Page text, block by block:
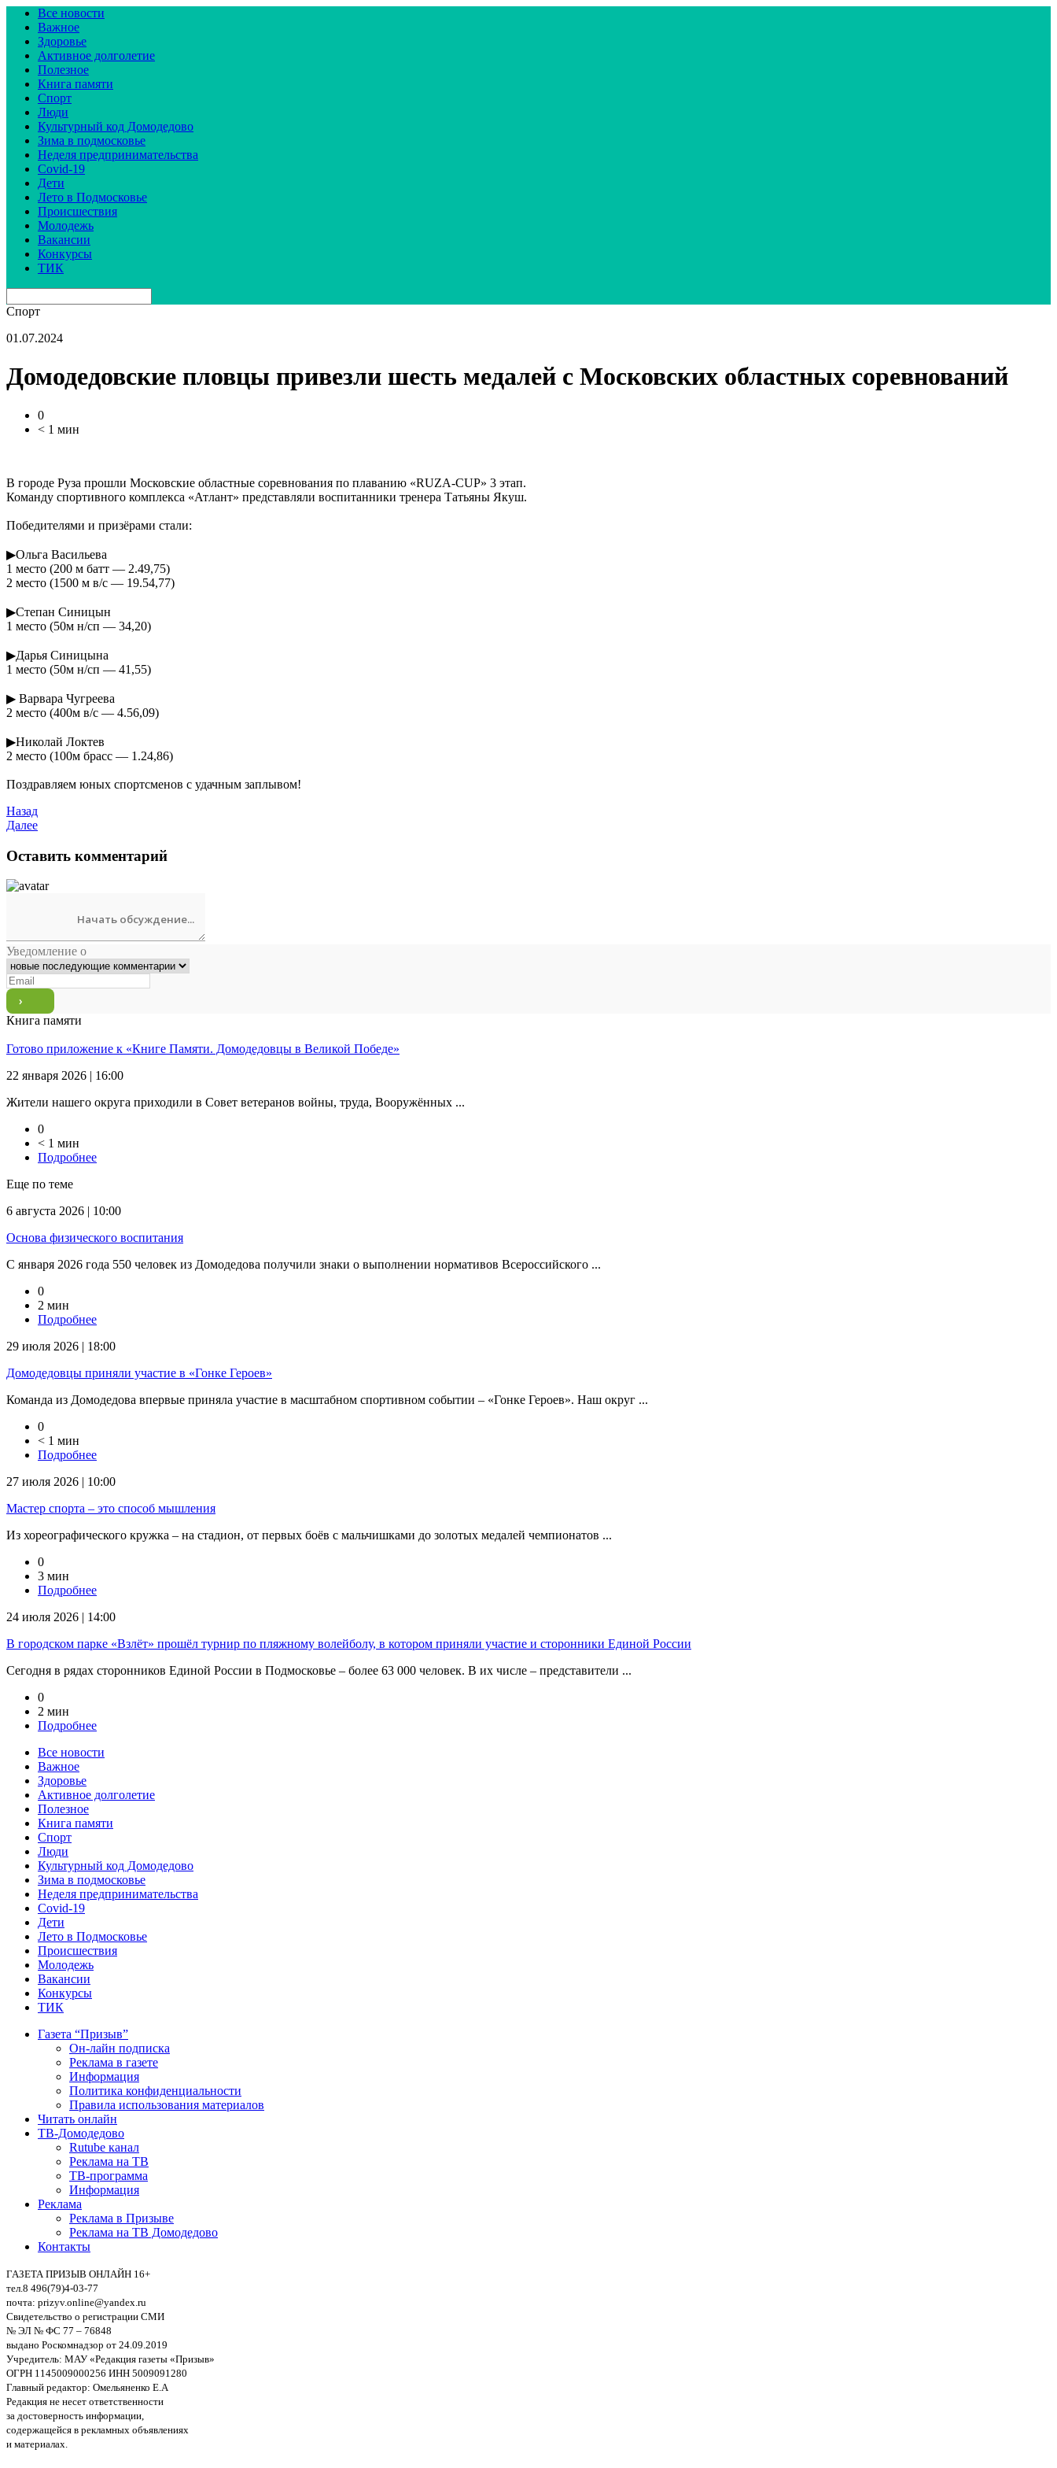
Все новости
Важное
Здоровье
Активное долголетие
Полезное
Книга памяти
Спорт
Люди
Культурный код Домодедово
Зима в подмосковье
Неделя предпринимательства
Covid-19
Дети
Лето в Подмосковье
Происшествия
Молодежь
Вакансии
Конкурсы
ТИК
Спорт
01.07.2024
Домодедовские пловцы привезли шесть медалей с Московских областных соревнований
0
< 1 мин
В городе Руза прошли Московские областные соревнования по плаванию «RUZA-CUP» 3 этап.
Команду спортивного комплекса «Атлант» представляли воспитанники тренера Татьяны Якуш.
Победителями и призёрами стали:
▶Ольга Васильева
1 место (200 м батт — 2.49,75)
2 место (1500 м в/с — 19.54,77)
▶Степан Синицын
1 место (50м н/сп — 34,20)
▶Дарья Синицына
1 место (50м н/сп — 41,55)
▶ Варвара Чугреева
2 место (400м в/с — 4.56,09)
▶Николай Локтев
2 место (100м брасс — 1.24,86)
Поздравляем юных спортсменов с удачным заплывом!
Назад
Далее
Оставить комментарий
Уведомление о
Книга памяти
Готово приложение к «Книге Памяти. Домодедовцы в Великой Победе»
22 января 2026 | 16:00
Жители нашего округа приходили в Совет ветеранов войны, труда, Вооружённых ...
0
< 1 мин
Подробнее
Еще по теме
6 августа 2026 | 10:00
Основа физического воспитания
С января 2026 года 550 человек из Домодедова получили знаки о выполнении нормативов Всероссийского ...
0
2 мин
Подробнее
29 июля 2026 | 18:00
Домодедовцы приняли участие в «Гонке Героев»
Команда из Домодедова впервые приняла участие в масштабном спортивном событии – «Гонке Героев». Наш округ ...
0
< 1 мин
Подробнее
27 июля 2026 | 10:00
Мастер спорта – это способ мышления
Из хореографического кружка – на стадион, от первых боёв с мальчишками до золотых медалей чемпионатов ...
0
3 мин
Подробнее
24 июля 2026 | 14:00
В городском парке «Взлёт» прошёл турнир по пляжному волейболу, в котором приняли участие и сторонники Единой России
Сегодня в рядах сторонников Единой России в Подмосковье – более 63 000 человек. В их числе – представители ...
0
2 мин
Подробнее
Все новости
Важное
Здоровье
Активное долголетие
Полезное
Книга памяти
Спорт
Люди
Культурный код Домодедово
Зима в подмосковье
Неделя предпринимательства
Covid-19
Дети
Лето в Подмосковье
Происшествия
Молодежь
Вакансии
Конкурсы
ТИК
Газета “Призыв”
Он-лайн подписка
Реклама в газете
Информация
Политика конфиденциальности
Правила использования материалов
Читать онлайн
ТВ-Домодедово
Rutube канал
Реклама на ТВ
ТВ-программа
Информация
Реклама
Реклама в Призыве
Реклама на ТВ Домодедово
Контакты
ГАЗЕТА ПРИЗЫВ ОНЛАЙН 16+
тел.8 496(79)4-03-77
почта: prizyv.online@yandex.ru
Свидетельство о регистрации СМИ
№ ЭЛ № ФС 77 – 76848
выдано Роскомнадзор от 24.09.2019
Учредитель: МАУ «Редакция газеты «Призыв»
ОГРН 1145009000256 ИНН 5009091280
Главный редактор: Омельяненко Е.А
Редакция не несет ответственности
за достоверность информации,
содержащейся в рекламных объявлениях
и материалах.